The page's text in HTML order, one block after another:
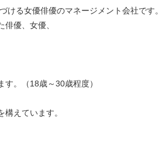
る女優俳優のマネージメント会社です。
優、女優、
。（18歳～30歳程度）
えています。